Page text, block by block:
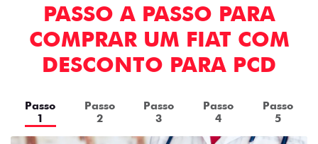
PASSO A PASSO PARA
COMPRAR UM FIAT COM
DESCONTO PARA PCD
Passo
1
Passo
2
Passo
3
Passo
4
Passo
5